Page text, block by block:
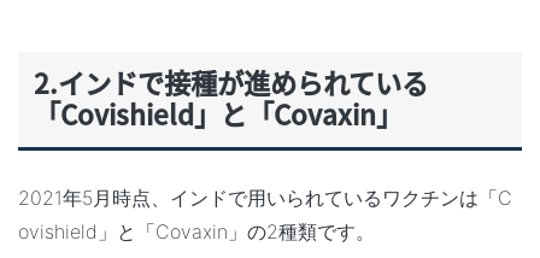
2.インドで接種が進められている
「Covishield」と「Covaxin」
2021年5月時点、インドで用いられているワクチンは「C
ovishield」と「Covaxin」の2種類です。